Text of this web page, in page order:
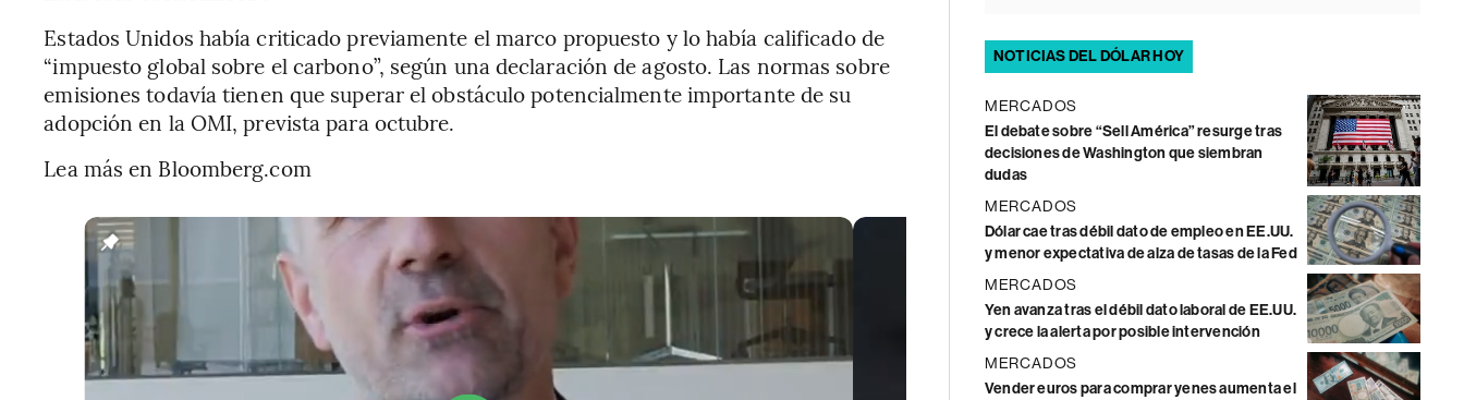
Estados Unidos había criticado previamente el marco propuesto y lo había calificado de
“impuesto global sobre el carbono”, según una declaración de agosto. Las normas sobre
emisiones todavía tienen que superar el obstáculo potencialmente importante de su
adopción en la OMI, prevista para octubre.
Lea más en Bloomberg.com
NOTICIAS DEL DÓLAR HOY
MERCADOS
El debate sobre “Sell América” resurge tras
decisiones de Washington que siembran
dudas
MERCADOS
Dólar cae tras débil dato de empleo en EE.UU.
y menor expectativa de alza de tasas de la Fed
MERCADOS
Yen avanza tras el débil dato laboral de EE.UU.
y crece la alerta por posible intervención
MERCADOS
Vender euros para comprar yenes aumenta el